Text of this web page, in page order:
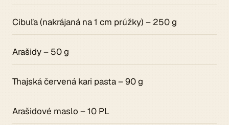
Cibuľa (nakrájaná na 1 cm prúžky) – 250 g
Arašidy – 50 g
Thajská červená kari pasta – 90 g
Arašidové maslo – 10 PL